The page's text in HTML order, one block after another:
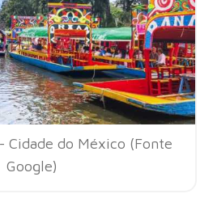
Cidade do México (Fonte
Google)